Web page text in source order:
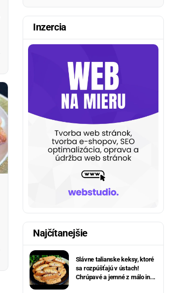
Inzercia
Najčítanejšie
Slávne talianske keksy, ktoré
sa rozpúšťajú v ústach!
Chrúpavé a jemné z málo in...